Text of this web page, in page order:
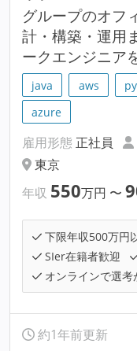
グループのオフ
計・構築・運用
ークエンジニア
java aws
azure
雇用形態 正社員
東京
年収 550万円 〜
下限年収500万円
SIer在籍者歓迎
オンラインで選考
約1年前更新